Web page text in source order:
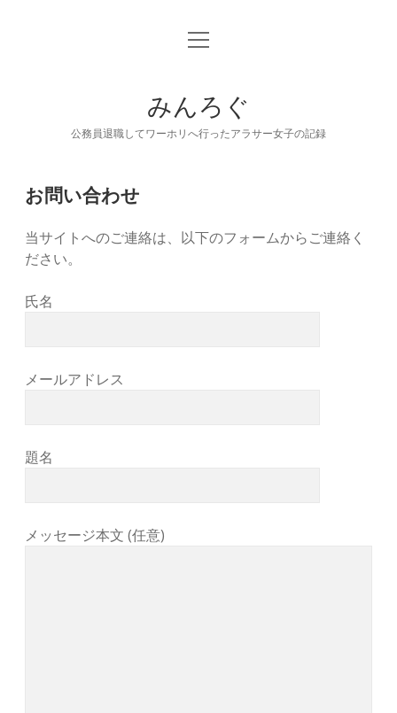
プライバシーポリシー
open
みんろぐ
公務員退職してワーホリへ行ったアラサー女子の記録
お問い合わせ
当サイトへのご連絡は、以下のフォームからご連絡く
ださい。
氏名
メールアドレス
題名
メッセージ本文 (任意)